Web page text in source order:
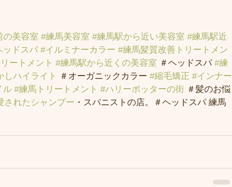
の美容室 #練馬美容室 #練馬駅から近い美容室 #練馬駅近
ッドスパ #イルミナーカラー #練馬髪質改善トリートメン
ートメント #練馬駅から近くの美容室 ＃ヘッドスパ #練
しハイライト ＃オーガニックカラー #縮毛矯正 #インナー
ル #練馬トリートメント #ハリーポッターの街 ＃髪のお悩
されたシャンプー ・スパニストの店。＃ヘッドスパ 練馬